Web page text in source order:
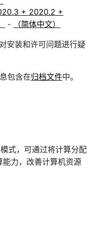
+ 2020.2 +
- （简体中文）
安装和许可问题进行疑
包含在归档文件中。
式，可通过将计算分配
能力，改善计算机资源